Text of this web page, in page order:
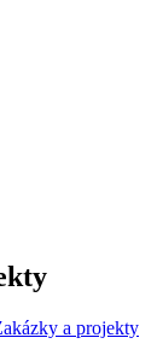
a projekty